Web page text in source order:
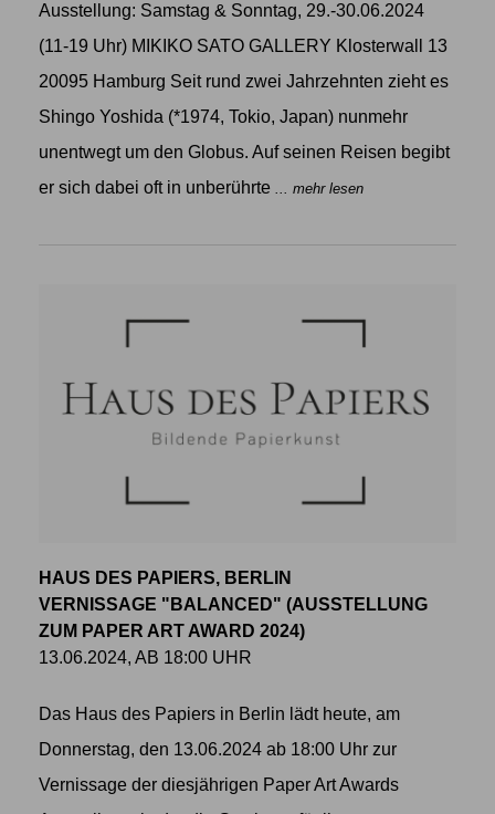
Ausstellung: Samstag & Sonntag, 29.-30.06.2024
(11-19 Uhr) MIKIKO SATO GALLERY Klosterwall 13
20095 Hamburg Seit rund zwei Jahrzehnten zieht es
Shingo Yoshida (*1974, Tokio, Japan) nunmehr
unentwegt um den Globus. Auf seinen Reisen begibt
er sich dabei oft in unberührte ... mehr lesen
HAUS DES PAPIERS, BERLIN
VERNISSAGE "BALANCED" (AUSSTELLUNG
ZUM PAPER ART AWARD 2024)
13.06.2024, AB 18:00 UHR
Das Haus des Papiers in Berlin lädt heute, am
Donnerstag, den 13.06.2024 ab 18:00 Uhr zur
Vernissage der diesjährigen Paper Art Awards